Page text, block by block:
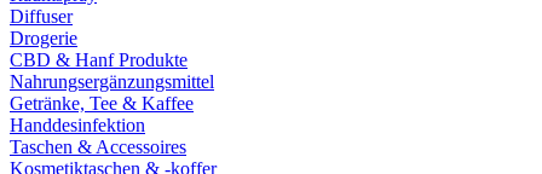
Diffuser
Drogerie
CBD & Hanf Produkte
Nahrungsergänzungsmittel
Getränke, Tee & Kaffee
Handdesinfektion
Taschen & Accessoires
Kosmetiktaschen & -koffer